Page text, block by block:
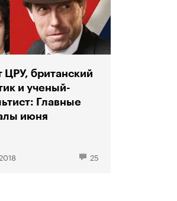
ЦРУ, британский
и ученый-
Главные
июня
25